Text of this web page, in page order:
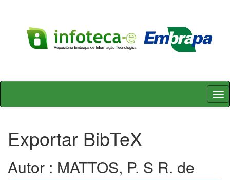
Skip
Exportar BibTeX
Autor : MATTOS, P. S R. de